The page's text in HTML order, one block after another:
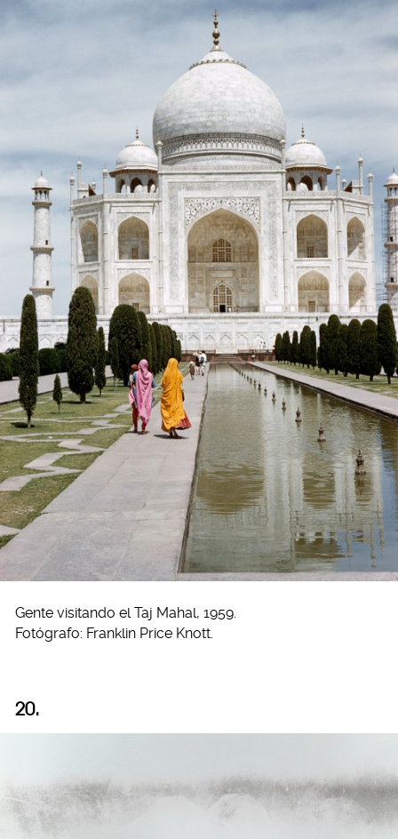
Gente visitando el Taj Mahal, 1959.
Fotógrafo: Franklin Price Knott.
20.